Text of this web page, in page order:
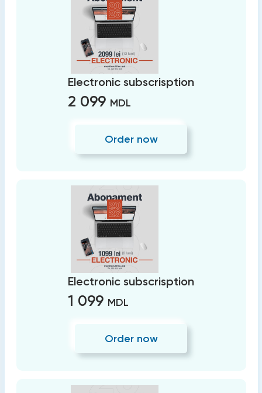
Electronic subscrisption
2 099 MDL
Order now
Electronic subscrisption
1 099 MDL
Order now